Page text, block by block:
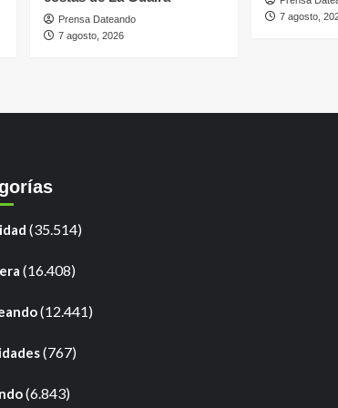
Prensa Dateando
7 agosto, 2026
7 agosto,
(35.514)
(16.408)
(12.441)
(767)
(6.843)